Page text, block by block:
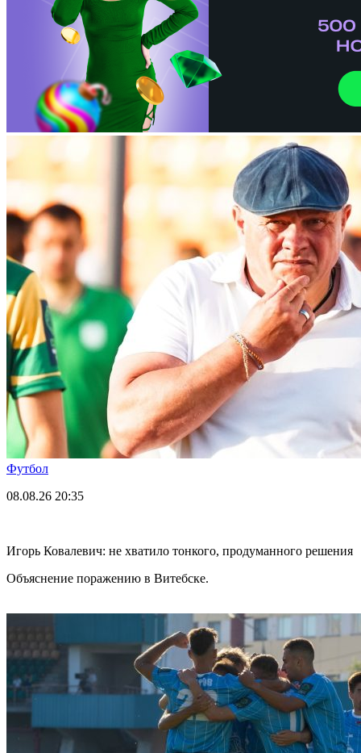
Футбол
08.08.26 20:35
Игорь Ковалевич: не хватило тонкого, продуманного решения
Объяснение поражению в Витебске.